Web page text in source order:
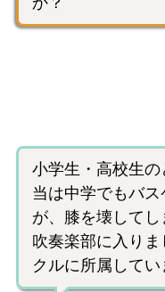
小学生・高校生
当は中学でもバ
が、膝を壊して
吹奏楽部に入り
クルに所属してい